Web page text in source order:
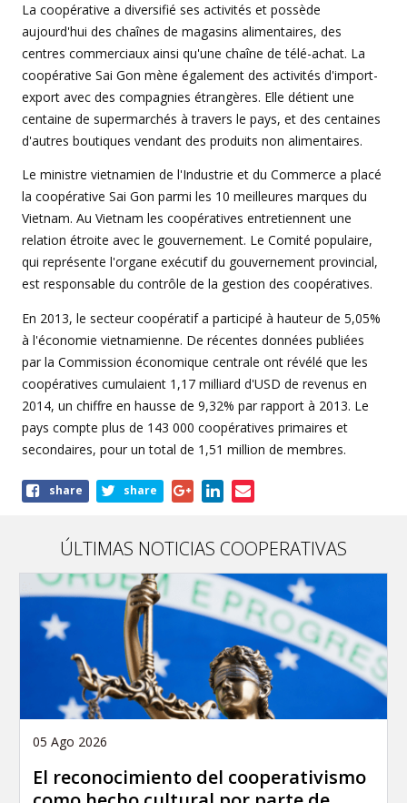
La coopérative a diversifié ses activités et possède
aujourd'hui des chaînes de magasins alimentaires, des
centres commerciaux ainsi qu'une chaîne de télé-achat. La
coopérative Sai Gon mène également des activités d'import-
export avec des compagnies étrangères. Elle détient une
centaine de supermarchés à travers le pays, et des centaines
d'autres boutiques vendant des produits non alimentaires.
Le ministre vietnamien de l'Industrie et du Commerce a placé
la coopérative Sai Gon parmi les 10 meilleures marques du
Vietnam. Au Vietnam les coopératives entretiennent une
relation étroite avec le gouvernement. Le Comité populaire,
qui représente l'organe exécutif du gouvernement provincial,
est responsable du contrôle de la gestion des coopératives.
En 2013, le secteur coopératif a participé à hauteur de 5,05%
à l'économie vietnamienne. De récentes données publiées
par la Commission économique centrale ont révélé que les
coopératives cumulaient 1,17 milliard d'USD de revenus en
2014, un chiffre en hausse de 9,32% par rapport à 2013. Le
pays compte plus de 143 000 coopératives primaires et
secondaires, pour un total de 1,51 million de membres.
Shareshare share
ÚLTIMAS NOTICIAS COOPERATIVAS
05 Ago 2026
El reconocimiento del cooperativismo